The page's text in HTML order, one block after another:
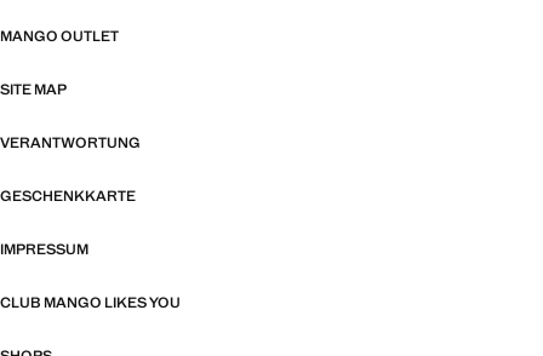
MANGO OUTLET
SITE MAP
VERANTWORTUNG
GESCHENKKARTE
IMPRESSUM
CLUB MANGO LIKES YOU